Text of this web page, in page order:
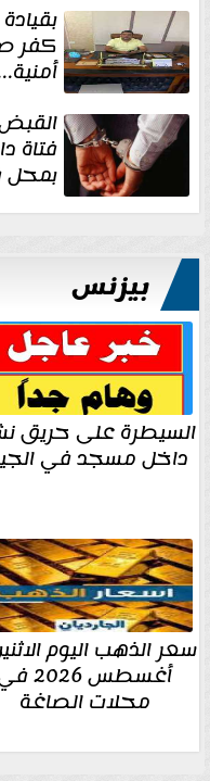
كفر
فتاة
بيزنس
السيطرة على حريق
داخل مسجد في
أغسطس
محلات الصاغة